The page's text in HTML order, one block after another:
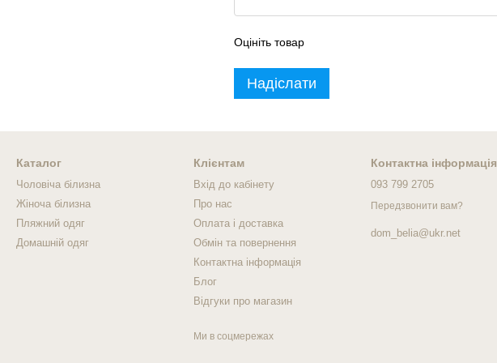
Оцініть товар
Надіслати
Каталог
Чоловіча білизна
Жіноча білизна
Пляжний одяг
Домашній одяг
Клієнтам
Вхід до кабінету
Про нас
Оплата і доставка
Обмін та повернення
Контактна інформація
Блог
Відгуки про магазин
Ми в соцмережах
Контактна інформація
093 799 2705
Передзвонити вам?
dom_belia@ukr.net